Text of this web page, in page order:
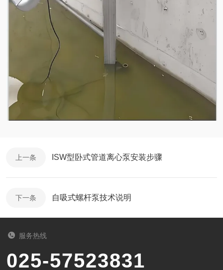
上一条 ISW型卧式管道离心泵安装步骤
下一条 自吸式螺杆泵技术说明
服务热线
025-57523831